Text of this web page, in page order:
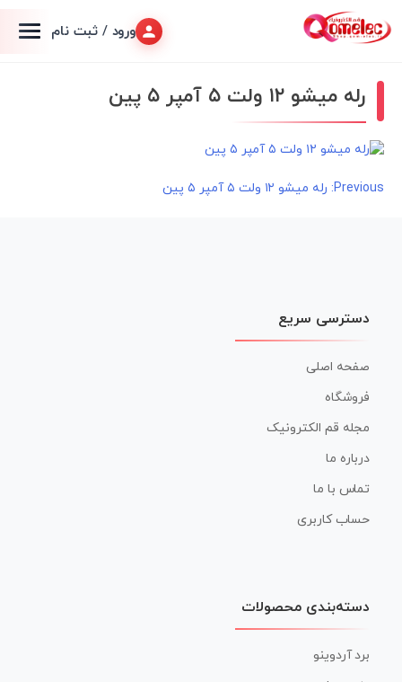
ورود / ثبت نام
رله میشو ۱۲ ولت ۵ آمپر ۵ پین
راهبری
Previous: رله میشو ۱۲ ولت ۵ آمپر ۵ پین
دسترسی سریع
صفحه اصلی
فروشگاه
مجله قم الکترونیک
درباره ما
تماس با ما
حساب کاربری
دسته‌بندی محصولات
برد آردوینو